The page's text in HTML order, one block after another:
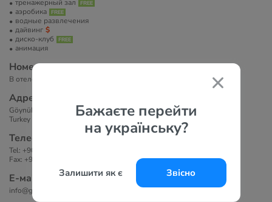
Бажаєте перейти
на українську?
Залишити як є Звісно
тренажерный зал
аэробика
водные развлечения
дайвинг
диско-клуб
анимация
Номера
В отеле 323 номера.
Адрес
Göynük Mahallesi B. Atatürk Caddesi, No:512, Beldibi, Kemer, Antalya,
Turkey
Телефоны
Tel: +90 (242) 824 9393
Fax: +90 (242) 824 9394, +90 (242) 824 8006
Е-маil
info@grandringhotel.com